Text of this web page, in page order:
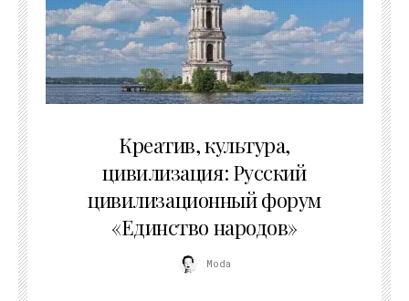
Креатив, культура,
цивилизация: Русский
цивилизационный форум
«Единство народов»
Moda